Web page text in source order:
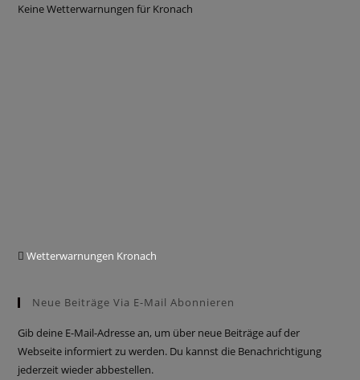
Keine Wetterwarnungen für Kronach
Wetterwarnungen Kronach
Neue Beiträge Via E-Mail Abonnieren
Gib deine E-Mail-Adresse an, um über neue Beiträge auf der
Webseite informiert zu werden. Du kannst die Benachrichtigung
jederzeit wieder abbestellen.